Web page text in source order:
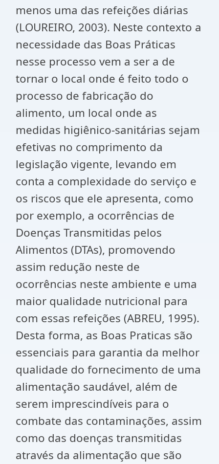
menos uma das refeições diárias
(LOUREIRO, 2003). Neste contexto a
necessidade das Boas Práticas
nesse processo vem a ser a de
tornar o local onde é feito todo o
processo de fabricação do
alimento, um local onde as
medidas higiênico-sanitárias sejam
efetivas no comprimento da
legislação vigente, levando em
conta a complexidade do serviço e
os riscos que ele apresenta, como
por exemplo, a ocorrências de
Doenças Transmitidas pelos
Alimentos (DTAs), promovendo
assim redução neste de
ocorrências neste ambiente e uma
maior qualidade nutricional para
com essas refeições (ABREU, 1995).
Desta forma, as Boas Praticas são
essenciais para garantia da melhor
qualidade do fornecimento de uma
alimentação saudável, além de
serem imprescindíveis para o
combate das contaminações, assim
como das doenças transmitidas
através da alimentação que são